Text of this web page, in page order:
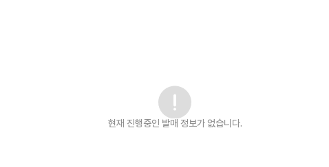
현재 진행중인 발매 정보가 없습니다.